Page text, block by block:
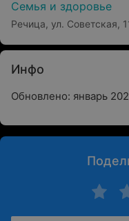
Семья и здоровье
Речица, ул. Советская,
Инфо
Обновлено: январь